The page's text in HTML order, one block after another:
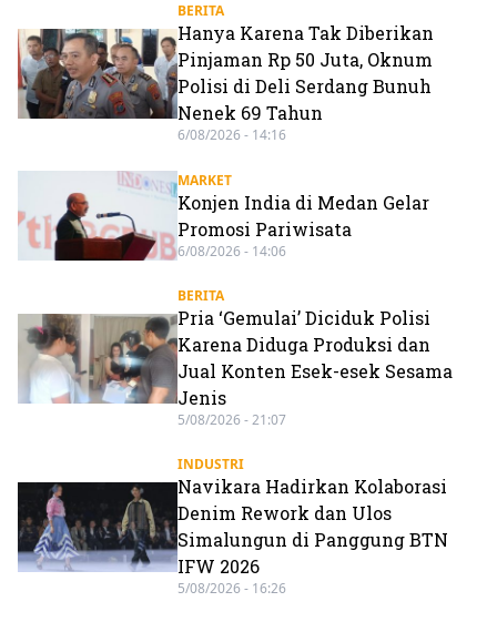
BERITA
Hanya Karena Tak Diberikan
Pinjaman Rp 50 Juta, Oknum
Polisi di Deli Serdang Bunuh
Nenek 69 Tahun
6/08/2026 - 14:16
MARKET
Konjen India di Medan Gelar
Promosi Pariwisata
6/08/2026 - 14:06
BERITA
Pria ‘Gemulai’ Diciduk Polisi
Karena Diduga Produksi dan
Jual Konten Esek-esek Sesama
Jenis
5/08/2026 - 21:07
INDUSTRI
Navikara Hadirkan Kolaborasi
Denim Rework dan Ulos
Simalungun di Panggung BTN
IFW 2026
5/08/2026 - 16:26